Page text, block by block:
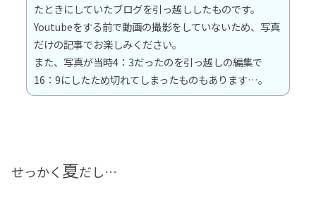
たときにしていたブログを引っ越ししたものです。
Youtubeをする前で動画の撮影をしていないため、写真
だけの記事でお楽しみください。
また、写真が当時4：3だったのを引っ越しの編集で
16：9にしたため切れてしまったものもあります…。
せっかく 夏だし…